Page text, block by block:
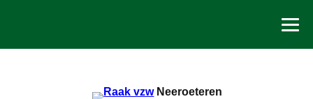
Neeroeteren